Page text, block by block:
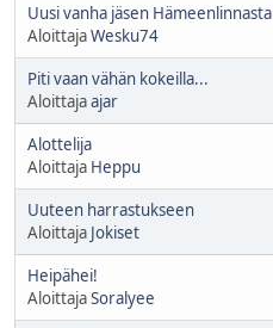
Uusi vanha jäsen Hämeenlinnasta
AloittajaWesku74
Piti vaan vähän kokeilla...
Aloittajaajar
Alottelija
Aloittaja Heppu
Uuteen harrastukseen
Aloittaja Jokiset
Heipähei!
AloittajaSoralyee